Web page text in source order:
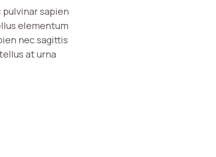
sapien
elementum
nec sagittis
at urna